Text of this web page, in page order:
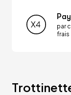
par
frais